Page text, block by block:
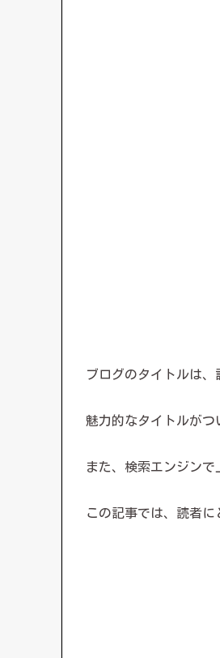
ブログのタイトルは、
魅力的なタイトルがつ
また、検索エンジンで
この記事では、読者に